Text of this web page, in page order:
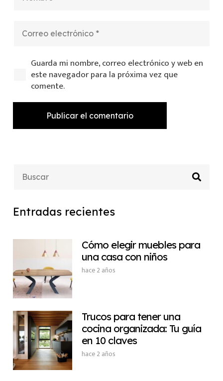
Guarda mi nombre, correo electrónico y web en
este navegador para la próxima vez que
comente.
Publicar el comentario
Entradas recientes
Cómo elegir muebles para
una casa con niños
hace 2 años
Trucos para tener una
cocina organizada: Tu guía
en 10 claves
hace 2 años